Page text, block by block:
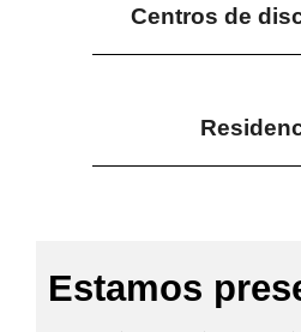
Centros de
Estamos